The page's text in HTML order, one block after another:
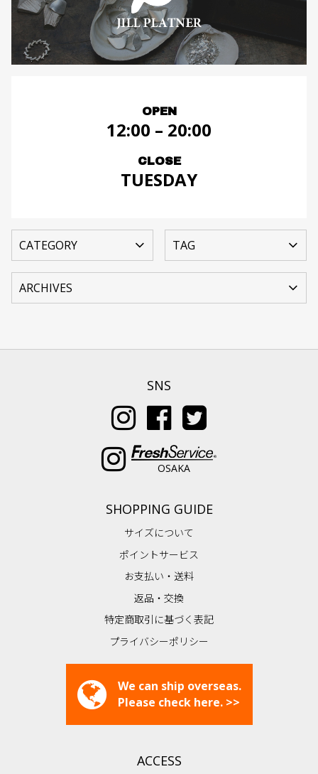
OPEN
12:00 – 20:00
CLOSE
TUESDAY
SNS
OSAKA
SHOPPING GUIDE
サイズについて
ポイントサービス
お支払い・送料
返品・交換
特定商取引に基づく表記
プライバシーポリシー
We can ship overseas.
Please check here. >>
ACCESS